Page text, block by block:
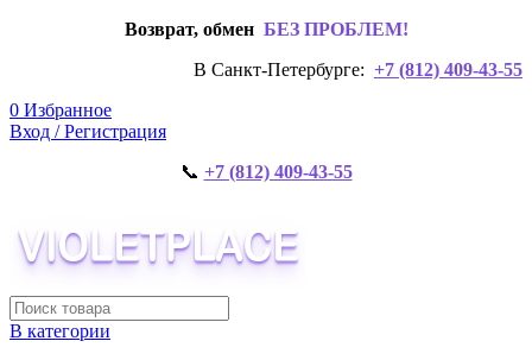
Возврат, обмен БЕЗ ПРОБЛЕМ!
В Санкт-Петербурге: +7 (812) 409-43-55
0 Избранное
Вход / Регистрация
📞 +7 (812) 409-43-55
В категории